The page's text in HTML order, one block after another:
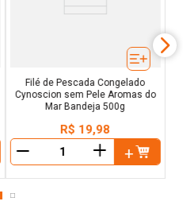
Filé de Pescada Congelado
Cynoscion sem Pele Aromas do
Mar Bandeja 500g
R$ 19,98
＋